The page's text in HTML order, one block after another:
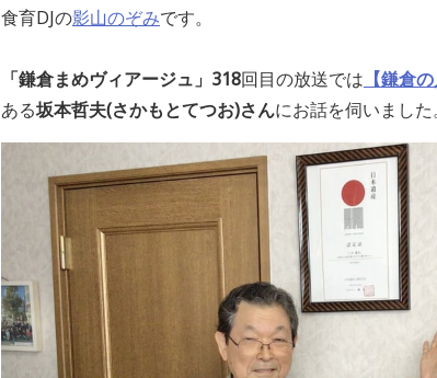
食育DJの影山のぞみです。
「鎌倉まめヴィアージュ」318回目の放送では 【鎌倉
ある坂本哲夫(さかもとてつお)さんにお話を伺いました。